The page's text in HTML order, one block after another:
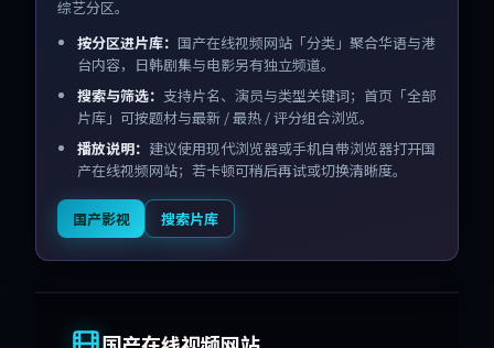
综艺分区。
按分区进片库： 国产在线视频网站「分类」聚合华语与港
台内容，日韩剧集与电影另有独立频道。
搜索与筛选： 支持片名、演员与类型关键词；首页「全部
片库」可按题材与最新 / 最热 / 评分组合浏览。
播放说明： 建议使用现代浏览器或手机自带浏览器打开国
产在线视频网站；若卡顿可稍后再试或切换清晰度。
国产影视 搜索片库